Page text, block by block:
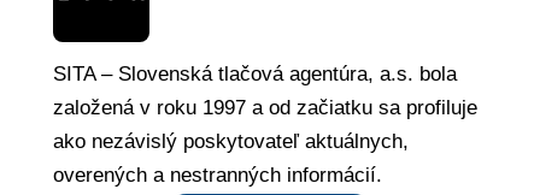
SITA – Slovenská tlačová agentúra, a.s. bola
založená v roku 1997 a od začiatku sa profiluje
ako nezávislý poskytovateľ aktuálnych,
overených a nestranných informácií.